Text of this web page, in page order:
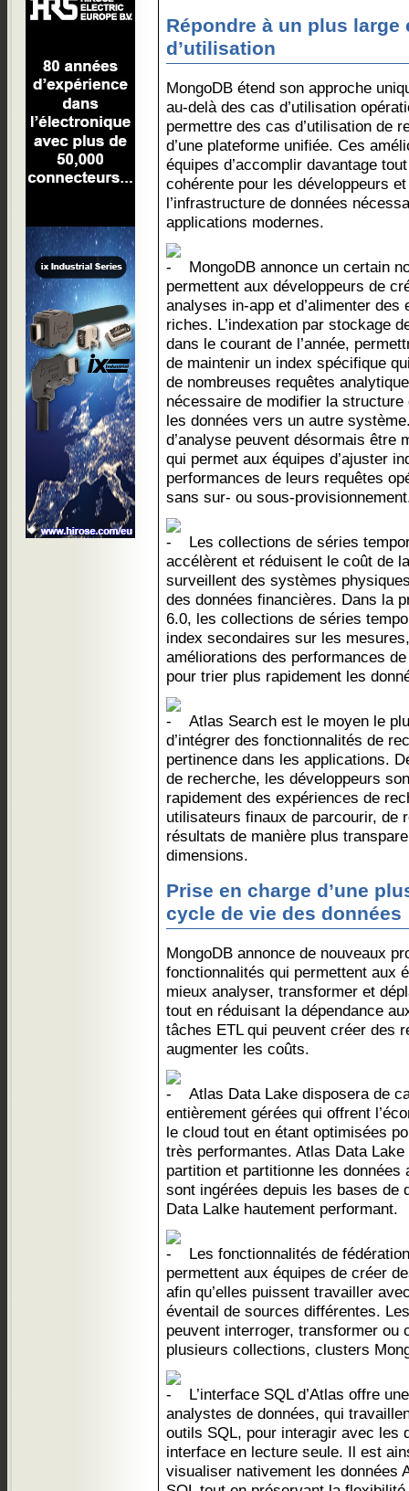
Répondre à un plus large
d’utilisation
MongoDB étend son approche
au-delà des cas d’utilisation
permettre des cas d’utilisation de
d’une plateforme unifiée. Ces
équipes d’accomplir davantage
cohérente pour les développeurs
l’infrastructure de données
applications modernes.
MongoDB annonce un certain
permettent aux développeurs de
analyses in-app et d’alimenter
riches. L’indexation par stockage
dans le courant de l’année,
de maintenir un index spécifique
de nombreuses requêtes
nécessaire de modifier la
les données vers un autre
d’analyse peuvent désormais être
qui permet aux équipes d’ajuster
performances de leurs requêtes
sans sur- ou sous-
Les collections de séries
accélèrent et réduisent le coût de
surveillent des systèmes
des données financières. Dans la
6.0, les collections de séries
index secondaires sur les
améliorations des performances
pour trier plus rapidement les
Atlas Search est le moyen le
d’intégrer des fonctionnalités de
pertinence dans les applications.
de recherche, les développeurs
rapidement des expériences de
utilisateurs finaux de parcourir, de
résultats de manière plus
dimensions.
Prise en charge d’une
cycle de vie des données
MongoDB annonce de nouveaux
fonctionnalités qui permettent aux
mieux analyser, transformer et
tout en réduisant la dépendance
tâches ETL qui peuvent créer des
augmenter les coûts.
Atlas Data Lake disposera de
entièrement gérées qui offrent
le cloud tout en étant optimisées
très performantes. Atlas Data
partition et partitionne les données
sont ingérées depuis les bases de
Data Lalke hautement performant.
Les fonctionnalités de
permettent aux équipes de créer
afin qu’elles puissent travailler
éventail de sources différentes.
peuvent interroger, transformer ou
plusieurs collections, clusters
L’interface SQL d’Atlas offre
analystes de données, qui
outils SQL, pour interagir avec les
interface en lecture seule. Il est
visualiser nativement les données